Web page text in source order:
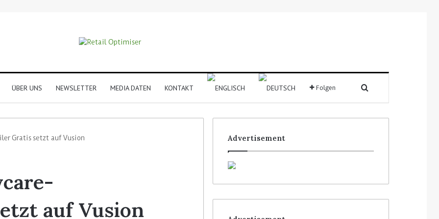
ÜBER UNS NEWSLETTER MEDIA DATEN KONTAKT Folgen
Gratis setzt auf Vusion
auf Vusion
Advertisement